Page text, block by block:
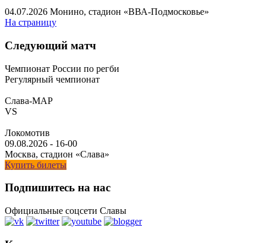
04.07.2026 Монино, стадион «ВВА-Подмосковье»
На страницу
Следующий матч
Чемпионат России по регби
Регулярный чемпионат
Слава-МАР
VS
Локомотив
09.08.2026 - 16-00
Москва, стадион «Слава»
Купить билеты
Подпишитесь на нас
Официальные соцсети Славы